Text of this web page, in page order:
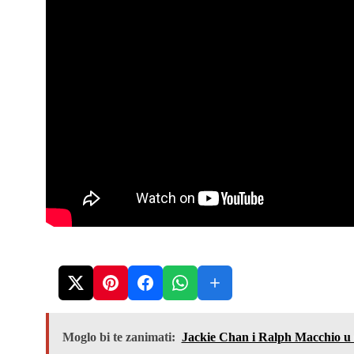
Moglo bi te zanimati: Jackie Chan i Ralph Macchio